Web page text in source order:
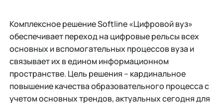
Комплексное решение Softline «Цифровой вуз»
обеспечивает переход на цифровые рельсы всех
основных и вспомогательных процессов вуза и
связывает их в едином информационном
пространстве. Цель решения – кардинальное
повышение качества образовательного процесса с
учетом основных трендов, актуальных сегодня для